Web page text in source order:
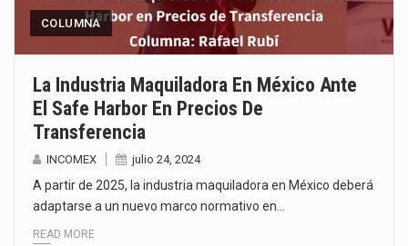
COLUMNA
La Industria Maquiladora En México Ante
El Safe Harbor En Precios De
Transferencia
INCOMEX julio 24, 2024
A partir de 2025, la industria maquiladora en México deberá
adaptarse a un nuevo marco normativo en…
READ MORE